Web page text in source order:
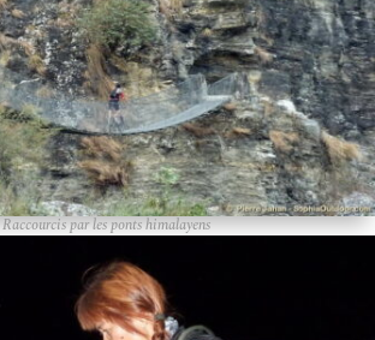
Raccourcis par les ponts himalayens